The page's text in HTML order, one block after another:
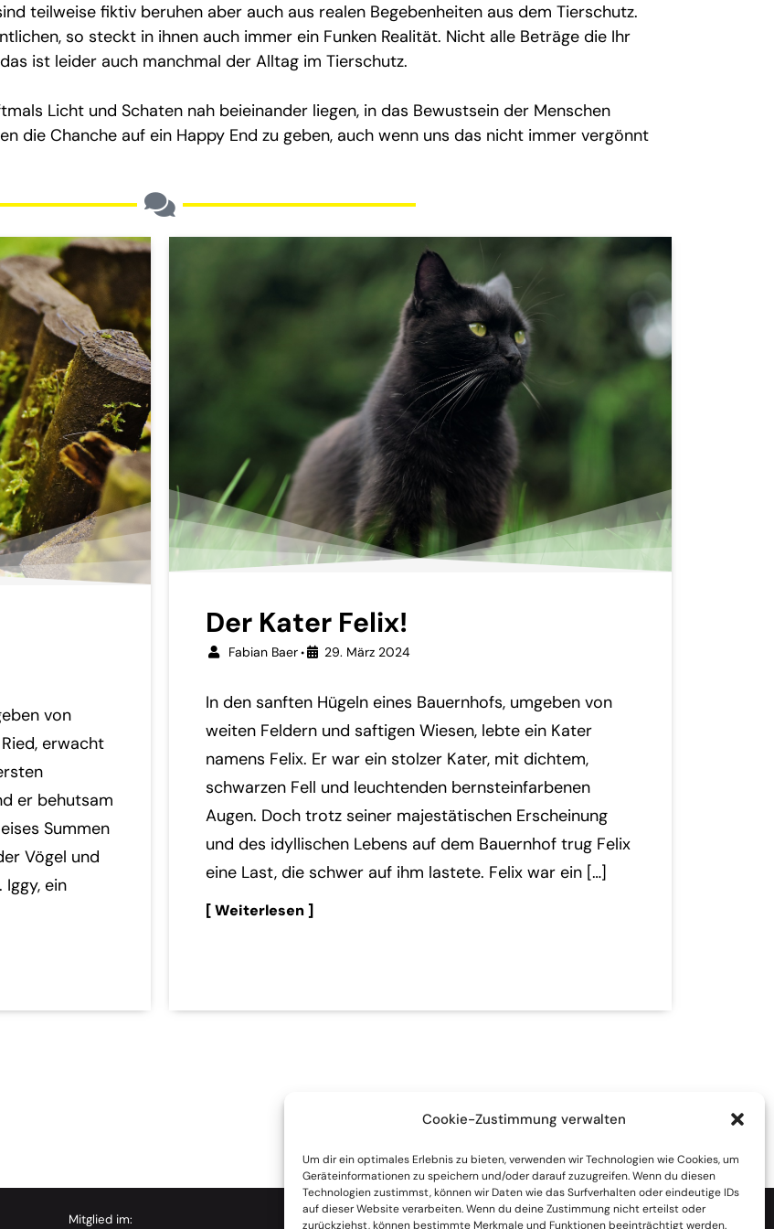
Cookie-Zustimmung verwalten
Um dir ein optimales Erlebnis zu bieten, verwenden wir Technologien wie Cookies, um
Geräteinformationen zu speichern und/oder darauf zuzugreifen. Wenn du diesen
Technologien zustimmst, können wir Daten wie das Surfverhalten oder eindeutige IDs
auf dieser Website verarbeiten. Wenn du deine Zustimmung nicht erteilst oder
zurückziehst, können bestimmte Merkmale und Funktionen beeinträchtigt werden.
teilweise fiktiv beruhen aber auch aus realen Begebenheiten aus dem Tierschutz.
so steckt in ihnen auch immer ein Funken Realität. Nicht alle Beträge die Ihr
ist leider auch manchmal der Alltag im Tierschutz.
Licht und Schaten nah beieinander liegen, in das Bewustsein der Menschen
die Chanche auf ein Happy End zu geben, auch wenn uns das nicht immer vergönnt
von
erwacht
er behutsam
Summen
Vögel und
ein
Der Kater Felix!
Fabian Baer • 29. März 2024
In den sanften Hügeln eines Bauernhofs, umgeben von
weiten Feldern und saftigen Wiesen, lebte ein Kater
namens Felix. Er war ein stolzer Kater, mit dichtem,
schwarzen Fell und leuchtenden bernsteinfarbenen
Augen. Doch trotz seiner majestätischen Erscheinung
und des idyllischen Lebens auf dem Bauernhof trug Felix
eine Last, die schwer auf ihm lastete. Felix war ein […]
[ Weiterlesen ]
Mitglied im:
Unterstützt durch: